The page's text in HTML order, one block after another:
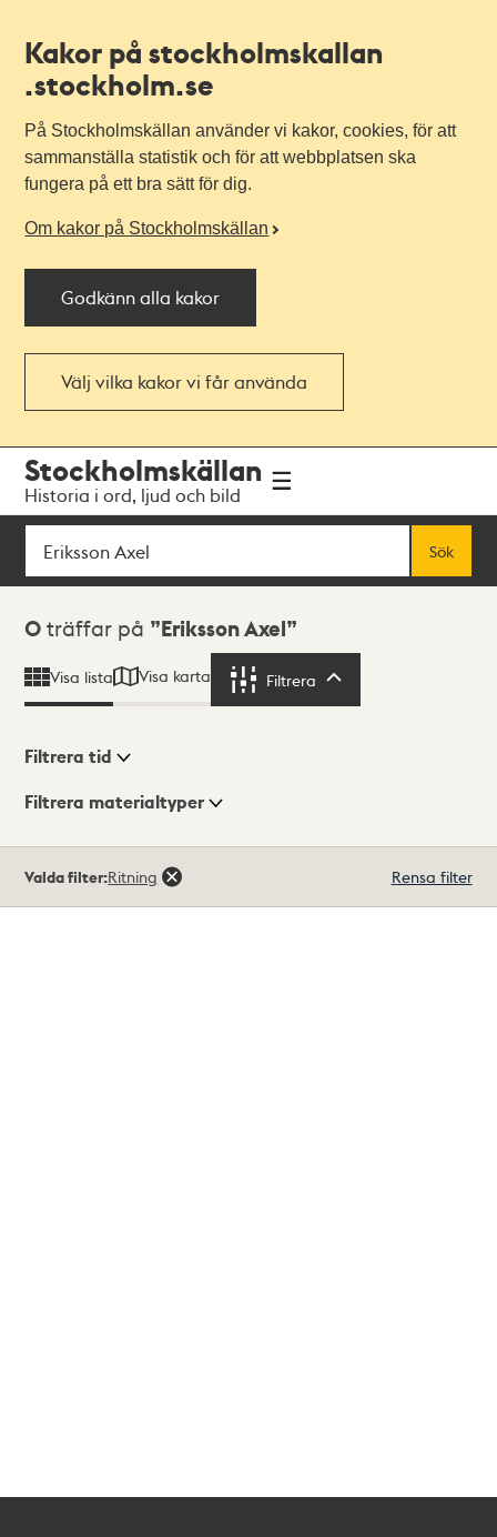
Kakor på stockholmskallan
.stockholm.se
På Stockholmskällan använder vi kakor, cookies, för att
sammanställa statistik och för att webbplatsen ska
fungera på ett bra sätt för dig.
Om kakor på Stockholmskällan
Godkänn alla kakor
Välj vilka kakor vi får använda
navigationen
huvudinnehållet
Stockholmskällan
Historia i ord, ljud och bild
Sök
Sök
Sökresultat
0 träffar på Eriksson Axel
Visa lista Visa karta Filtrera
Visningsläge
Filtrera tid
Filtrera materialtyper
träffar
Valda filter:Ritning Rensa filter